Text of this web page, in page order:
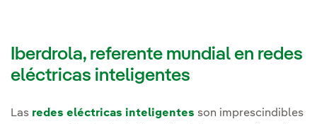
Iberdrola, referente mundial en redes
eléctricas inteligentes
Las redes eléctricas inteligentes son imprescindibles